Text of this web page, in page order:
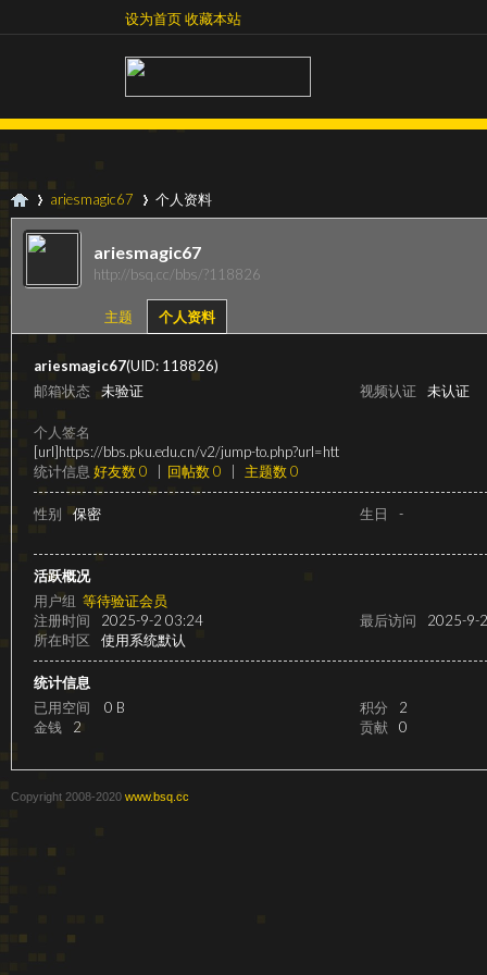
收藏本站设为首页收藏本站
速
›
ariesmagic67 个人资料
ariesmagic67
http://bsq.cc/bbs/?118826
主题 个人资料
ariesmagic67(UID: 118826)
邮箱状态
未验证 视频认证 未认证
个人签名
[url]https://bbs.pku.edu.cn/v2/jump-to.php?url=htt
统计信息 好友数 0 回帖数 0 主题数 0
性别 保密 生日 -
活跃概况
用户组 等待验证会员
注册时间
2025-9-2 03:24 最后访问
2025-9-
所在时区
使用系统默认
统计信息
已用空间
0 B 积分
2
金钱
2 贡献 0
Copyright 2008-2020 www.bsq.cc